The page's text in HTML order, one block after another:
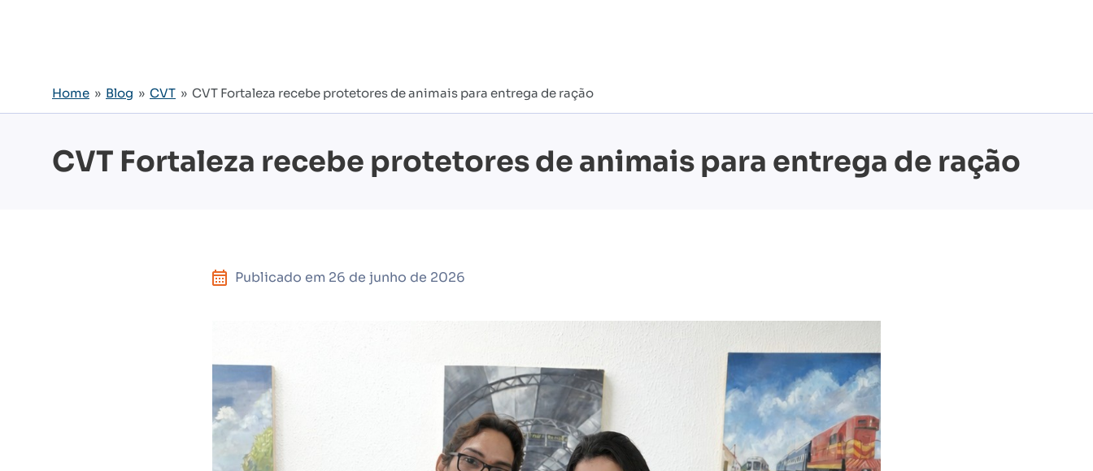
Home » Blog » CVT » CVT Fortaleza recebe protetores de animais para entrega de ração
CVT Fortaleza recebe protetores de animais para entrega de ração
Publicado em 26 de junho de 2026